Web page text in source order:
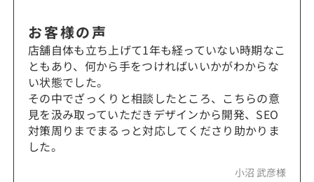
お客様の声
店舗自体も立ち上げて1年も経っていない時期なこ
ともあり、何から手をつければいいかがわからな
い状態でした。
その中でざっくりと相談したところ、こちらの意
見を汲み取っていただきデザインから開発、SEO
対策周りまでまるっと対応してくださり助かりま
した。
小沼 武彦様